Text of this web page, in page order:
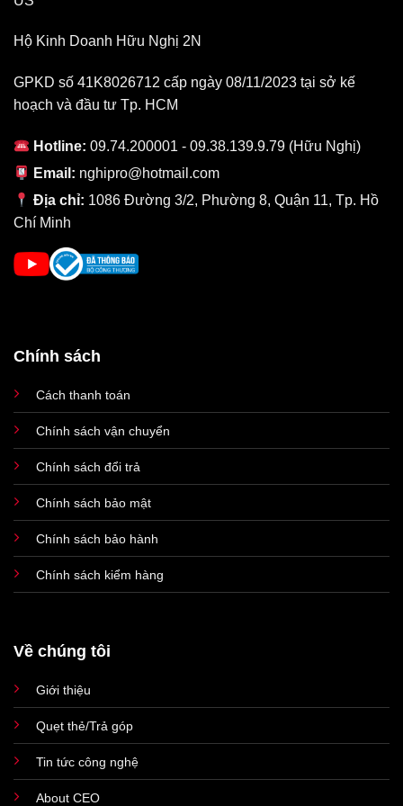
hình mới. Từ 21,5 inch sang 24 inch và tăng từ 4K lên 4,5K để
duy trì độ phân giải Retina. Bây giờ độ phân giải trên iMac 24
inch 512GB sẽ là 4480 x 2520 pixel với 218 ppi.
Mặt khác nó có vẫn có độ sáng 500 nits cùng dải màu DCI P3
và công nghệ True Tone. Tất cả những điều đó sẽ cho bạn
những trải nghiệm màu sắc chân thực, tuyệt vời nhất như
những gì Apple đã làm trước đây.
Hộ Kinh Doanh Hữu Nghị 2N
GPKD số 41K8026712 cấp ngày 08/11/2023 tại sở kế
hoạch và đầu tư Tp. HCM
Hotline: 09.74.200001 - 09.38.139.9.79 (Hữu Nghị)
Email: nghipro@hotmail.com
Địa chỉ: 1086 Đường 3/2, Phường 8, Quận 11, Tp. Hồ
Chí Minh
Chính sách
Cách thanh toán
Chính sách vận chuyển
Chính sách đổi trả
Chính sách bảo mật
Chính sách bảo hành
Chính sách kiểm hàng
Về chúng tôi
Giới thiệu
Quẹt thẻ/Trả góp
Tin tức công nghệ
About CEO